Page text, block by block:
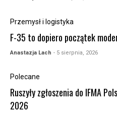
Przemysł i logistyka
F-35 to dopiero początek
Anastazja Lach - 5 sierpnia, 2026
Polecane
Ruszyły zgłoszenia do IFMA
2026